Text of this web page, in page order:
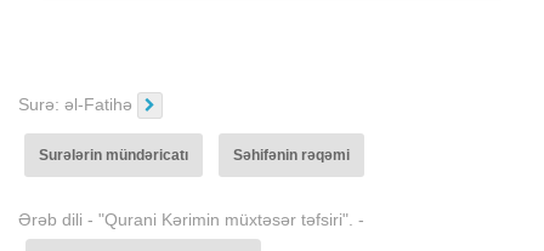
Surə: əl-Fatihə
Surələrin mündəricatı Səhifənin rəqəmi
Ərəb dili - "Qurani Kərimin müxtəsər təfsiri". -